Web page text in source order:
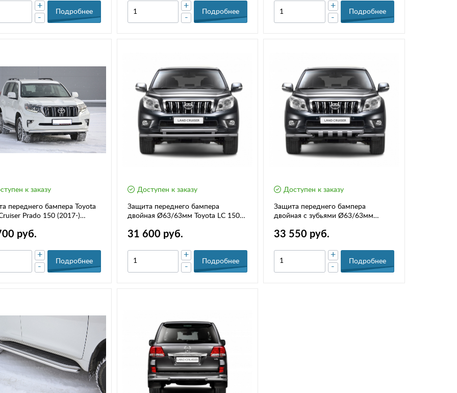
-
+
Подробнее
-
+
Подробнее
-
+
Подробнее
к заказу
переднего бампера Toyota
Prado 150 (2017-)
руб.
-
+
Подробнее
Доступен к заказу
Защита переднего бампера
двойная Ø63/63мм Toyota LC 150
TPR220201
31 600 руб.
-
+
Подробнее
Доступен к заказу
Защита переднего бампера
двойная с зубьями Ø63/63мм
PRADO 150 2013-2016 РТ
33 550 руб.
-
+
Подробнее